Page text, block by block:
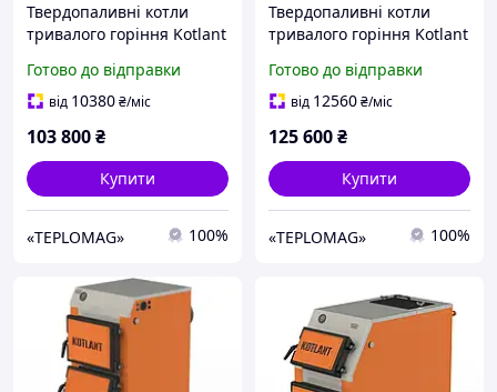
Твердопаливні котли
тривалого горіння Kotlant
деревних відходах)
Готово до відправки
від 10380₴/міс
103 800₴
Купити
«TEPLOMAG» 100%
Твердопаливні котли
тривалого горіння Kotlant
деревних відходах)
Готово до відправки
від 12560₴/міс
125 600₴
Купити
«TEPLOMAG» 100%